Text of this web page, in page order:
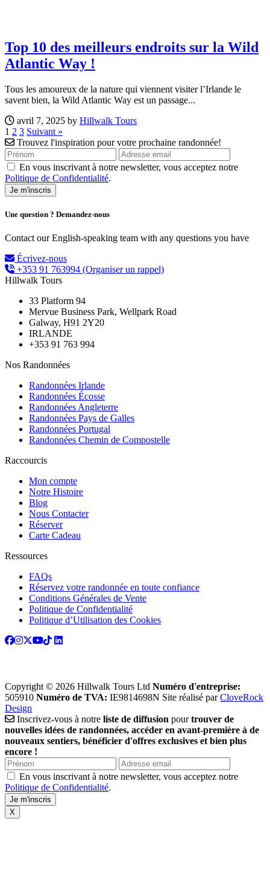
Top 10 des meilleurs endroits sur la Wild
Atlantic Way !
Tous les amoureux de la nature qui viennent visiter l’Irlande le
savent bien, la Wild Atlantic Way est un passage...
avril 7, 2025 by Hillwalk Tours
1 2 3 Suivant »
Trouvez l'inspiration pour votre prochaine randonnée!
En vous inscrivant à notre newsletter, vous acceptez notre
Politique de Confidentialité.
Une question ? Demandez-nous
Contact our English-speaking team with any questions you have
Écrivez-nous
+353 91 763994 (Organiser un rappel)
Hillwalk Tours
33 Platform 94
Mervue Business Park, Wellpark Road
Galway, H91 2Y20
IRLANDE
+353 91 763 994
Nos Randonnées
Randonnées Irlande
Randonnées Écosse
Randonnées Angleterre
Randonnées Pays de Galles
Randonnées Portugal
Randonnées Chemin de Compostelle
Raccourcis
Mon compte
Notre Histoire
Blog
Nous Contacter
Réserver
Carte Cadeau
Ressources
FAQs
Réservez votre randonnée en toute confiance
Conditions Générales de Vente
Politique de Confidentialité
Politique d’Utilisation des Cookies
Copyright © 2026 Hillwalk Tours Ltd Numéro d'entreprise:
505910 Numéro de TVA: IE9814698N Site réalisé parCloveRock
Design
Inscrivez-vous à notre liste de diffusion pourtrouver de
nouvelles idées de randonnées, accéder en avant-première à de
nouveaux sentiers, bénéficier d'offres exclusives et bien plus
encore !
En vous inscrivant à notre newsletter, vous acceptez notre
Politique de Confidentialité.
X